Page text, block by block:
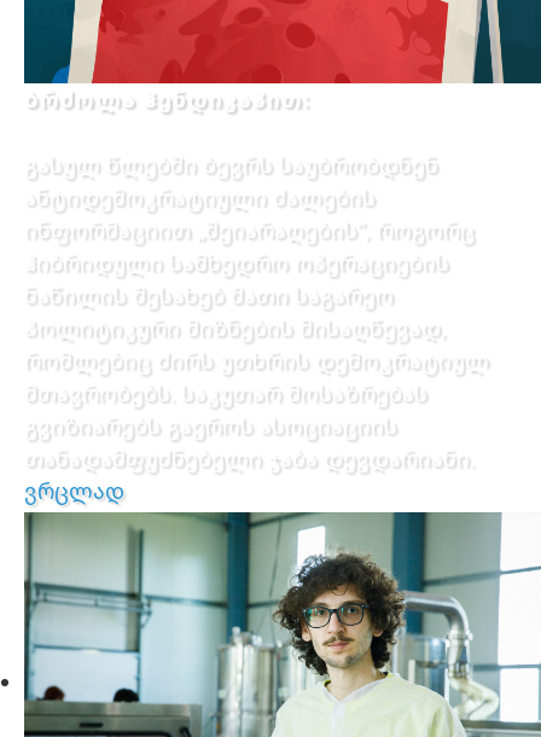
ბრძოლა ჰენდიკაპით:
გასულ წლებში ბევრს საუბრობდნენ
ანტიდემოკრატიული ძალების
ინფორმაციით „შეიარაღების”, როგორც
ჰიბრიდული სამხედრო ოპერაციების
ნაწილის შესახებ მათი საგარეო
პოლიტიკური მიზნების მისაღწევად,
რომლებიც ძირს უთხრის დემოკრატიულ
მთავრობებს. საკუთარ მოსაზრებას
გვიზიარებს გაეროს ასოციაციის
თანადამფუძნებელი ჯაბა დევდარიანი.
ვრცლად